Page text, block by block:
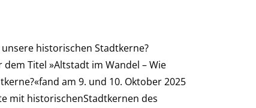
historischen Stadtkerne?
Titel »Altstadt im Wandel – Wie
am 9. und 10. Oktober 2025
mit historischenStadtkernen des